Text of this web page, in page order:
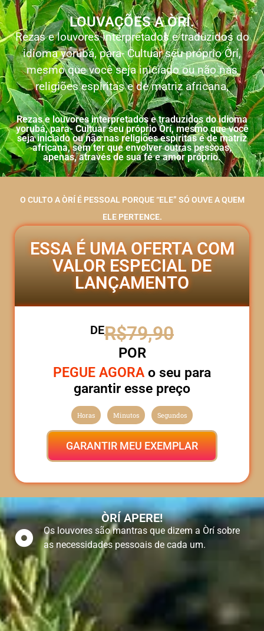
LOUVAÇÕES A ÒRÍ.
Rezas e louvores interpretados e traduzidos do
idioma yorubá, para- Cultuar seu próprio Òrí,
mesmo que você seja iniciado ou não nas
religiões espiritas e de matriz africana,
Rezas e louvores interpretados e traduzidos do idioma
yorubá, para- Cultuar seu próprio Òrí, mesmo que você
seja iniciado ou não nas religiões espiritas e de matriz
africana, sem ter que envolver outras pessoas,
apenas, através de sua fé e amor próprio.
O CULTO A ÒRÍ É PESSOAL PORQUE “ELE” SÓ OUVE A QUEM
ELE PERTENCE.
ESSA É UMA OFERTA COM
VALOR ESPECIAL DE
LANÇAMENTO
DER$79,90
POR
PEGUE AGORA o seu para
garantir esse preço
Horas Minutos Segundos
GARANTIR MEU EXEMPLAR
ÒRÍ APERE!
Os louvores são mantras que dizem a Òrí sobre
as necessidades pessoais de cada um.